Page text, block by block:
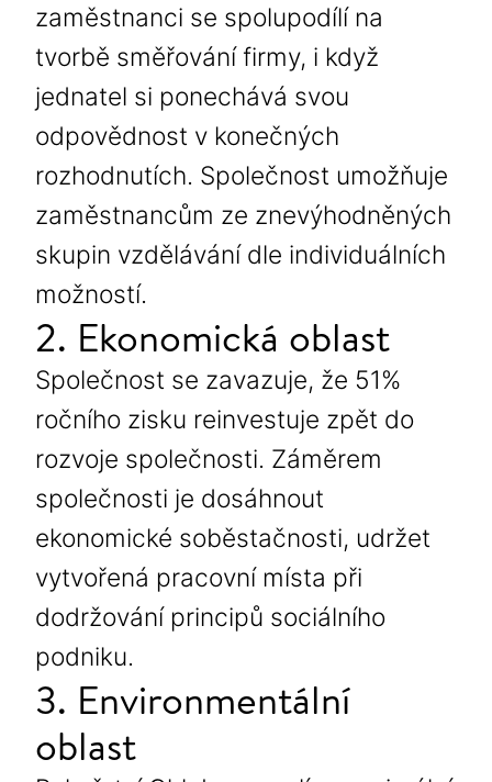
zaměstnanci se spolupodílí na
tvorbě směřování firmy, i když
jednatel si ponechává svou
odpovědnost v konečných
rozhodnutích. Společnost umožňuje
zaměstnancům ze znevýhodněných
skupin vzdělávání dle individuálních
možností.
2. Ekonomická oblast
Společnost se zavazuje, že 51%
ročního zisku reinvestuje zpět do
rozvoje společnosti. Záměrem
společnosti je dosáhnout
ekonomické soběstačnosti, udržet
vytvořená pracovní místa při
dodržování principů sociálního
podniku.
3. Environmentální
oblast